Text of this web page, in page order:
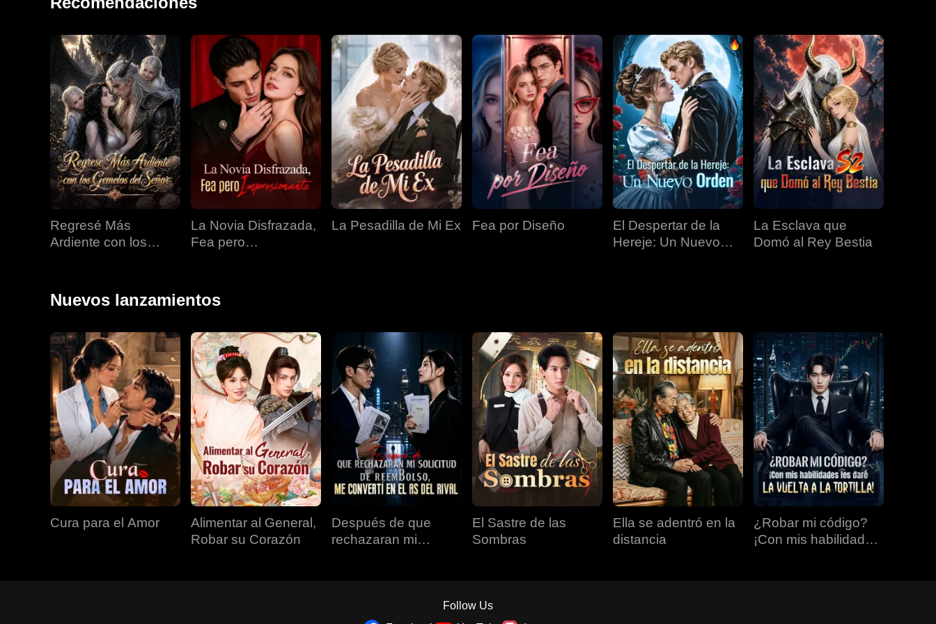
EP 34 EP 35 EP 36
EP 37 EP 38 EP 39
EP 40
Regresé Más
Ardiente con los
La Novia Disfrazada,
Fea pero
La Pesadilla de Mi Ex Fea por Diseño
El Despertar de la
Hereje: Un Nuevo
La Esclava que
Domó al Rey Bestia
Nuevos lanzamientos
Cura para el Amor
Alimentar al General,
Robar su Corazón
Después de que
rechazaran mi
El Sastre de las
Sombras
Ella se adentró en la
distancia
¿Robar mi código?
¡Con mis habilidades
Follow Us